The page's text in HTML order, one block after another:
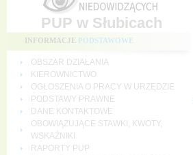
PUP w Słubicach
INFORMACJE PODSTAWOWE
OBSZAR DZIAŁANIA
KIEROWNICTWO
OGŁOSZENIA O PRACY W URZĘDZIE
PODSTAWY PRAWNE
DANE KONTAKTOWE
OBOWIĄZUJĄCE STAWKI, KWOTY,
WSKAŹNIKI
RAPORTY PUP